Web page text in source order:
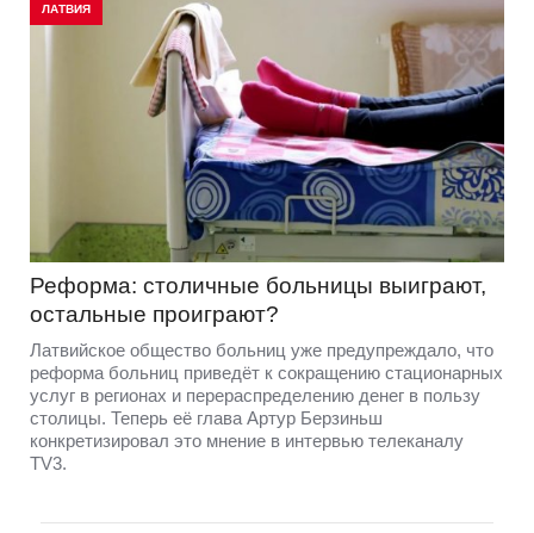
ЛАТВИЯ
Реформа: столичные больницы выиграют,
остальные проиграют?
Латвийское общество больниц уже предупреждало, что
реформа больниц приведёт к сокращению стационарных
услуг в регионах и перераспределению денег в пользу
столицы. Теперь её глава Артур Берзиньш
конкретизировал это мнение в интервью телеканалу
TV3.